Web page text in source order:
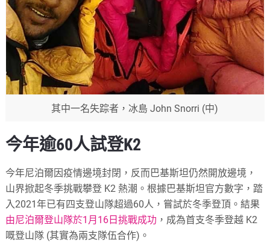
其中一名失踪者，冰島 John Snorri (中)
今年逾60人試登K2
今年尼泊爾因疫情邊境封閉，反而巴基斯坦仍然開放邊境，
山界掀起冬季挑戰攀登 K2 熱潮。根據巴基斯坦官方數字，踏
入2021年已有四支登山隊超過60人，嘗試於冬季登頂。結果
由尼泊爾登山隊於1月16日挑戰成功 ，成為首支冬季登越 K2
嘅登山隊 (其實為兩支隊伍合作)。